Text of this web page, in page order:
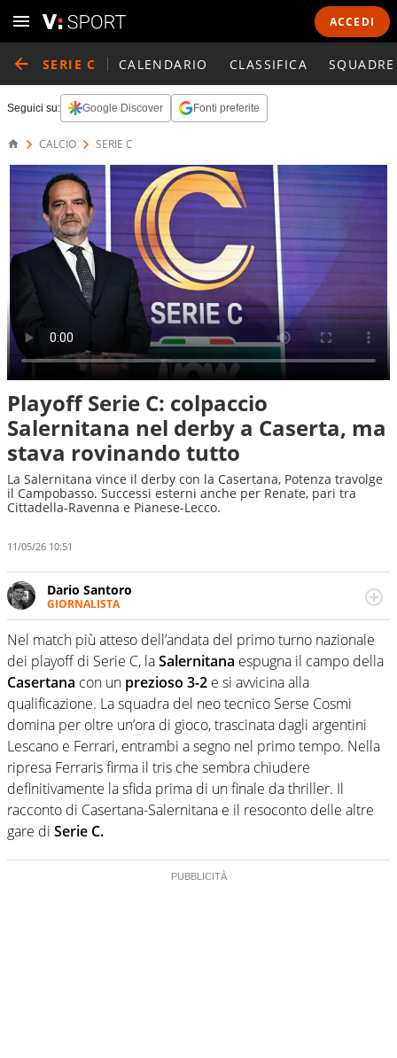
ACCEDI
SERIE C CALENDARIO CLASSIFICA SQUADRE
Seguici su: Google Discover Fonti preferite
CALCIO SERIE C
Playoff Serie C: colpaccio
Salernitana nel derby a Caserta, ma
stava rovinando tutto
La Salernitana vince il derby con la Casertana, Potenza travolge
il Campobasso. Successi esterni anche per Renate, pari tra
Cittadella-Ravenna e Pianese-Lecco.
11/05/26 10:51
Dario Santoro
GIORNALISTA
Scrive, commenta, racconta lo sport in tutte le
sfaccettature. Tocca l'apice quando ha modo di
concentrarsi sulle interviste ai grandi protagonisti
Nel match più atteso dell’andata del primo turno nazionale
dei playoff di Serie C, laSalernitana espugna il campo della
Casertana con un prezioso 3-2 e si avvicina alla
qualificazione. La squadra del neo tecnico Serse Cosmi
domina per oltre un’ora di gioco, trascinata dagli argentini
Lescano e Ferrari, entrambi a segno nel primo tempo. Nella
ripresa Ferraris firma il tris che sembra chiudere
definitivamente la sfida prima di un finale da thriller. Il
racconto di Casertana-Salernitana e il resoconto delle altre
gare di Serie C.